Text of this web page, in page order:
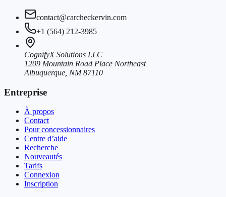
contact@carcheckervin.com
+1 (564) 212-3985
CognifyX Solutions LLC
1209 Mountain Road Place Northeast
Albuquerque, NM 87110
Entreprise
À propos
Contact
Pour concessionnaires
Centre d’aide
Recherche
Nouveautés
Tarifs
Connexion
Inscription